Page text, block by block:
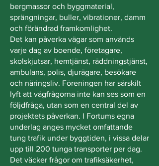
bergmassor och byggmaterial,
sprängningar, buller, vibrationer, damm
och förändrad framkomlighet.
Det kan påverka vägar som används
varje dag av boende, företagare,
skolskjutsar, hemtjänst, räddningstjänst,
ambulans, polis, djurägare, besökare
och näringsliv. Föreningen har särskilt
lyft att vägfrågorna inte kan ses som en
följdfråga, utan som en central del av
projektets påverkan. I Fortums egna
underlag anges mycket omfattande
tung trafik under byggtiden, i vissa delar
upp till 200 tunga transporter per dag.
Det väcker frågor om trafiksäkerhet,